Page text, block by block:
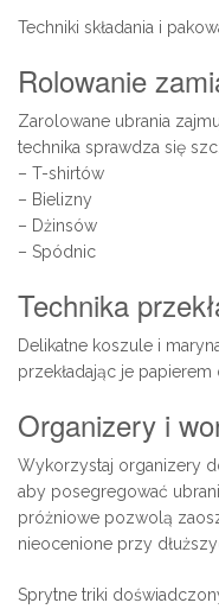
Techniki składania i
Rolowanie
Zarolowane ubrania
technika sprawdza się
– T-shirtów
– Bielizny
– Dżinsów
– Spódnic
Technika
Delikatne koszule i
przekładając je
Organizery i
Wykorzystaj organizery
aby posegregować
próżniowe pozwolą
nieocenione przy
Sprytne triki